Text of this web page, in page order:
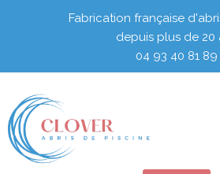
Fabrication française
depuis plus de 20
04 93 40 81 89​